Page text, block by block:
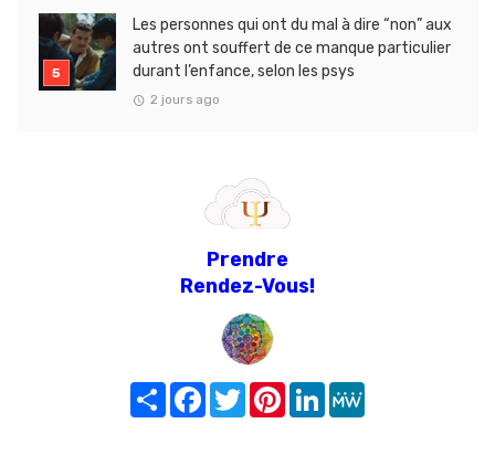
Les personnes qui ont du mal à dire “non” aux
autres ont souffert de ce manque particulier
durant l’enfance, selon les psys
2 jours ago
Prendre
Rendez-Vous!
Share FacebookTwitterPinterest
LinkedIn